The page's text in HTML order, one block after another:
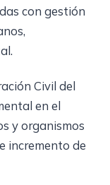
con gestión
Civil del
en el
y organismos
incremento de